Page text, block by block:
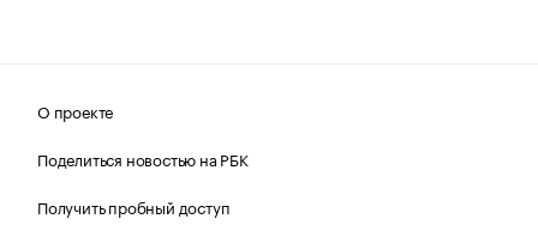
О проекте
Поделиться новостью на РБК
Получить пробный доступ